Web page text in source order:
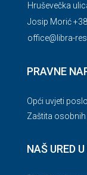
Hruševečka
Josip Morić
office@libra-
PRAVNE
Opći uvjeti
Zaštita
NAŠ URED